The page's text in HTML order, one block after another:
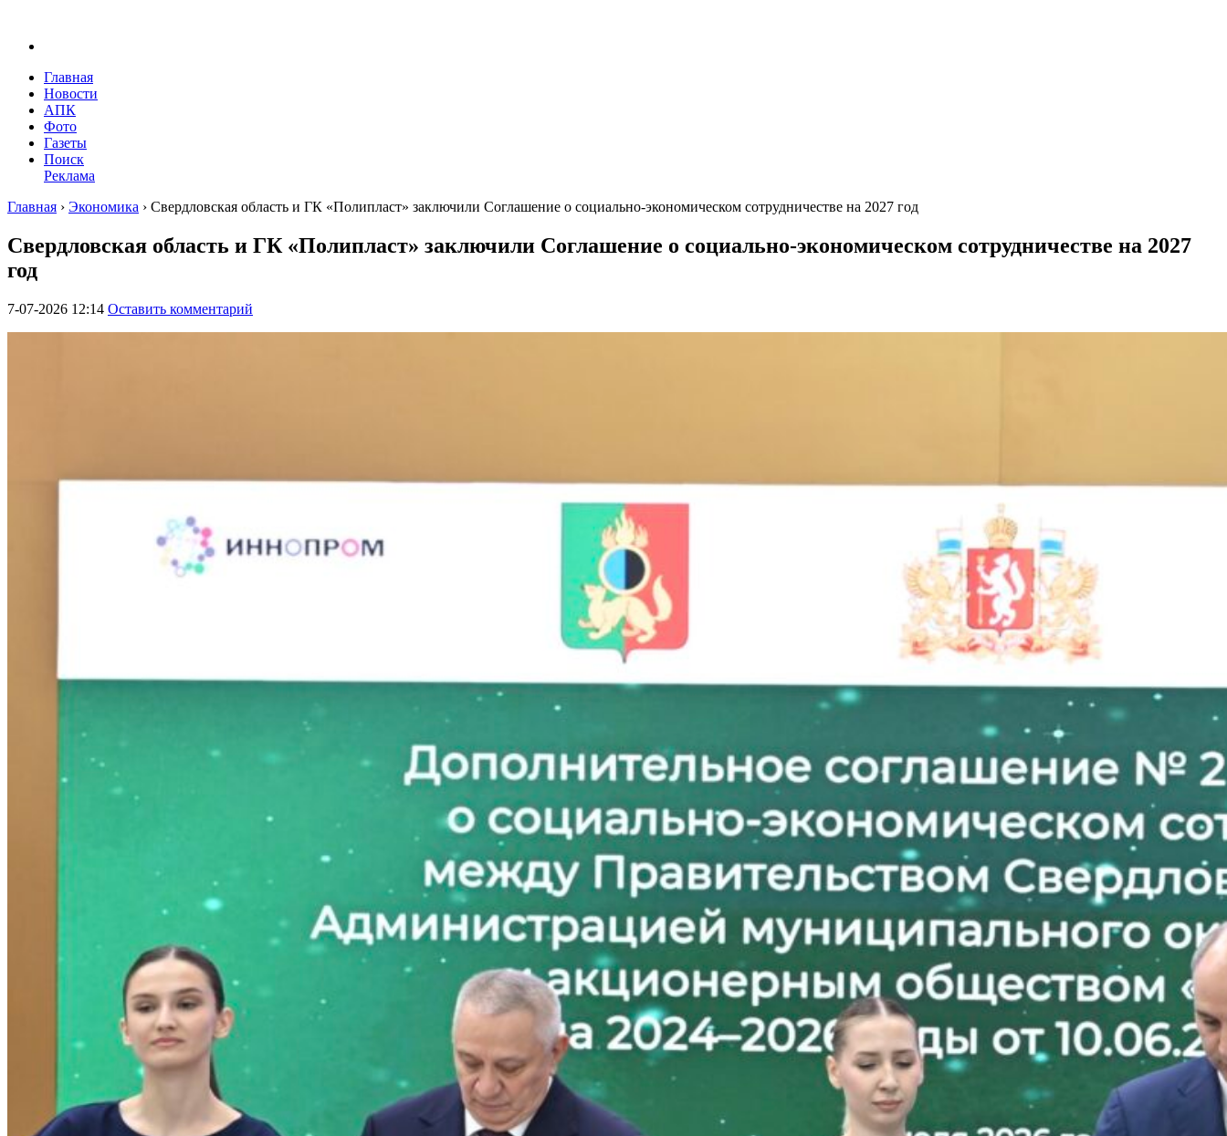
Главная
Новости
АПК
Фото
Газеты
Поиск
Реклама
Главная › Экономика › Свердловская область и ГК «Полипласт» заключили Соглашение о социально-экономическом сотрудничестве на 2027 год
Свердловская область и ГК «Полипласт» заключили Соглашение о социально-экономическом сотрудничестве на 2027
год
7-07-2026 12:14 Оставить комментарий